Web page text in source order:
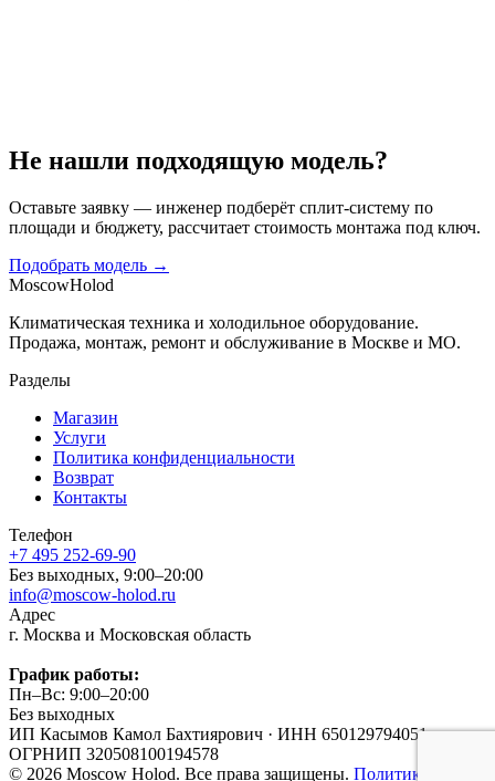
Не нашли подходящую модель?
Оставьте заявку — инженер подберёт сплит-систему по
площади и бюджету, рассчитает стоимость монтажа под ключ.
Подобрать модель →
MoscowHolod
Климатическая техника и холодильное оборудование.
Продажа, монтаж, ремонт и обслуживание в Москве и МО.
Разделы
Магазин
Услуги
Политика конфиденциальности
Возврат
Контакты
Телефон
+7 495 252-69-90
Без выходных, 9:00–20:00
info@moscow-holod.ru
Адрес
г. Москва и Московская область
График работы:
Пн–Вс: 9:00–20:00
Без выходных
ИП Касымов Камол Бахтиярович · ИНН 650129794051 ·
ОГРНИП 320508100194578
© 2026 Moscow Holod. Все права защищены. Политика